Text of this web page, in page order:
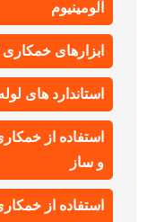
آلومینیوم
ابزارهای
استاندارد های
استفاده از
و ساز
استفاده از